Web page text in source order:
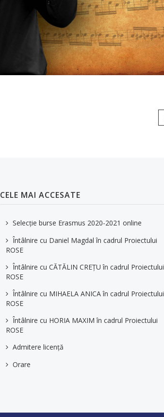
CELE MAI ACCESATE
Selecție burse Erasmus 2020-2021 online
Întâlnire cu Daniel Magdal în cadrul Proiectului
ROSE
Întâlnire cu CĂTĂLIN CREȚU în cadrul Proiectului
ROSE
Întâlnire cu MIHAELA ANICA în cadrul Proiectului
ROSE
Întâlnire cu HORIA MAXIM în cadrul Proiectului
ROSE
Admitere licență
Orare